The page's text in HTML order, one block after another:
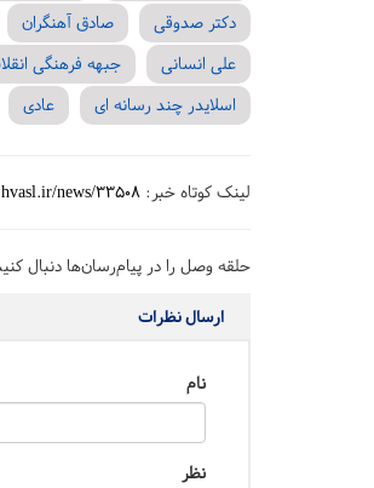
دکتر صدوقی
صادق آهنگران
علی انسانی
جبهه فرهنگی
اسلایدر چند رسانه ای
عادی
لینک کوتاه خبر: hvasl.ir/news/33508
حلقه وصل را در پیام‌رسان‌ها دنبال
ارسال نظرات
نام
نظر